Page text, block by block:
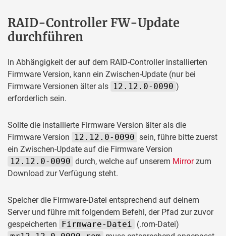
RAID-Controller FW-Update
durchführen
In Abhängigkeit der auf dem RAID-Controller installierten
Firmware Version, kann ein Zwischen-Update (nur bei
Firmware Versionen älter als 12.12.0-0090 )
erforderlich sein.
Sollte die installierte Firmware Version älter als die
Firmware Version
12.12.0-0090 sein, führe bitte zuerst
ein Zwischen-Update auf die Firmware Version
12.12.0-0090 durch, welche auf unserem Mirrorzum
Download zur Verfügung steht.
Speicher die Firmware-Datei entsprechend auf deinem
Server und führe mit folgendem Befehl, der Pfad zur zuvor
gespeicherten Firmware-Datei
(.rom-Datei)